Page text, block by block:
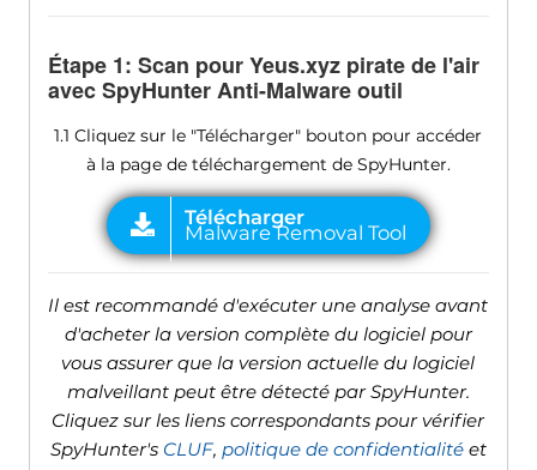
Étape 1: Scan pour Yeus.xyz pirate de l'air
avec SpyHunter Anti-Malware outil
1.1 Cliquez sur le "Télécharger" bouton pour accéder
à la page de téléchargement de SpyHunter.
Il est recommandé d'exécuter une analyse avant
d'acheter la version complète du logiciel pour
vous assurer que la version actuelle du logiciel
malveillant peut être détecté par SpyHunter.
Cliquez sur les liens correspondants pour vérifier
SpyHunter's CLUF, politique de confidentialitéet